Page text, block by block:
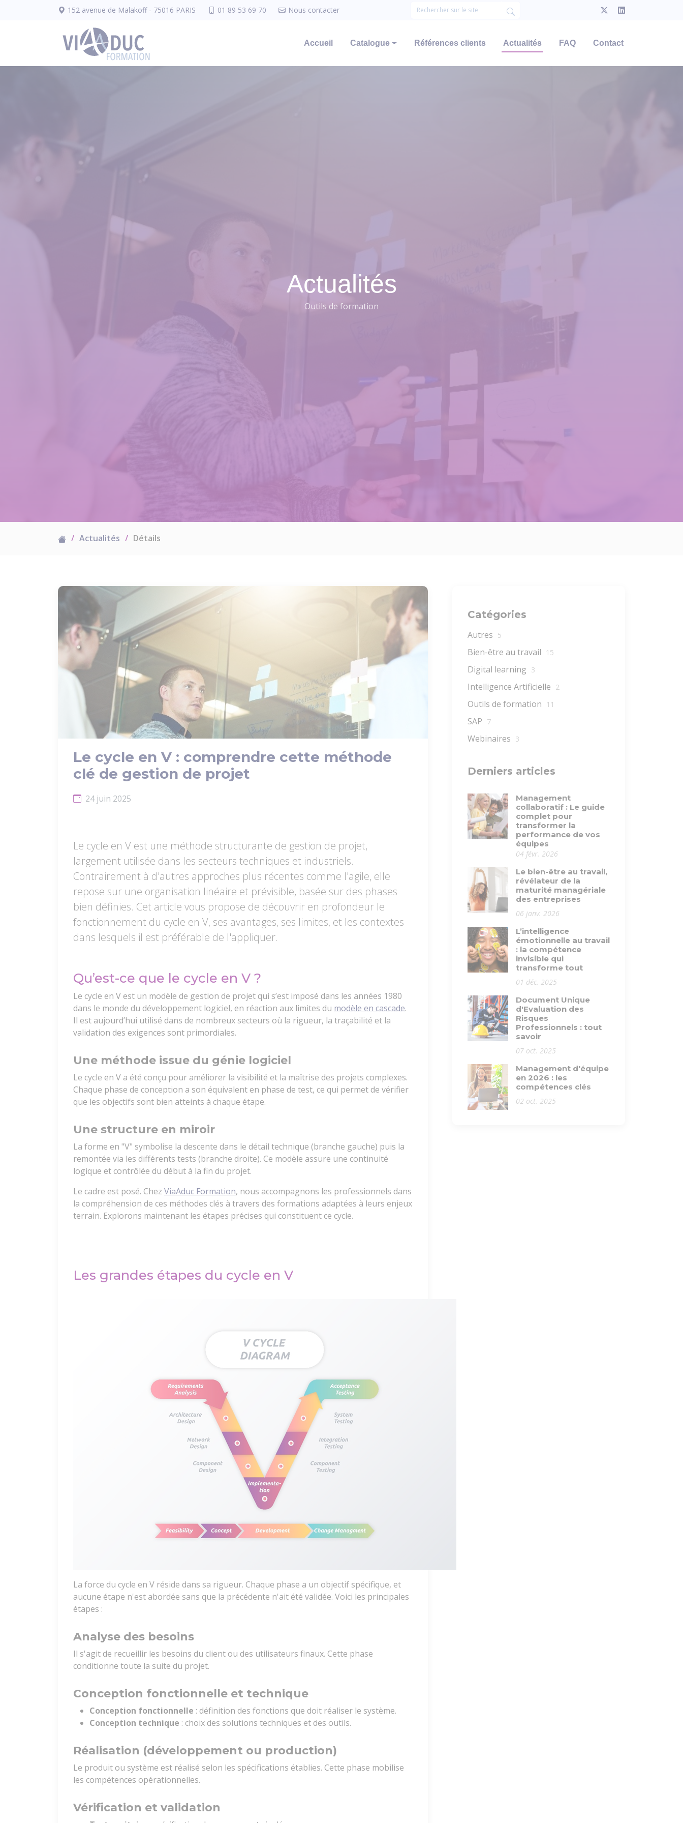
152 avenue de Malakoff - 75016 PARIS 01 89 53 69 70 Nous contacter
Accueil Catalogue Références clients Actualités FAQ Contact
Actualités
Outils de formation
Actualités Détails
Le cycle en V : comprendre cette méthode
clé de gestion de projet
24 juin 2025
Le cycle en V est une méthode structurante de gestion de projet,
largement utilisée dans les secteurs techniques et industriels.
Contrairement à d'autres approches plus récentes comme l'agile, elle
repose sur une organisation linéaire et prévisible, basée sur des phases
bien définies. Cet article vous propose de découvrir en profondeur le
fonctionnement du cycle en V, ses avantages, ses limites, et les contextes
dans lesquels il est préférable de l'appliquer.
Qu’est-ce que le cycle en V ?
Le cycle en V est un modèle de gestion de projet qui s’est imposé dans les années 1980
dans le monde du développement logiciel, en réaction aux limites du modèle en cascade.
Il est aujourd’hui utilisé dans de nombreux secteurs où la rigueur, la traçabilité et la
validation des exigences sont primordiales.
Une méthode issue du génie logiciel
Le cycle en V a été conçu pour améliorer la visibilité et la maîtrise des projets complexes.
Chaque phase de conception a son équivalent en phase de test, ce qui permet de vérifier
que les objectifs sont bien atteints à chaque étape.
Une structure en miroir
La forme en "V" symbolise la descente dans le détail technique (branche gauche) puis la
remontée via les différents tests (branche droite). Ce modèle assure une continuité
logique et contrôlée du début à la fin du projet.
Le cadre est posé. Chez ViaAduc Formation, nous accompagnons les professionnels dans
la compréhension de ces méthodes clés à travers des formations adaptées à leurs enjeux
terrain. Explorons maintenant les étapes précises qui constituent ce cycle.
Les grandes étapes du cycle en V
La force du cycle en V réside dans sa rigueur. Chaque phase a un objectif spécifique, et
aucune étape n'est abordée sans que la précédente n'ait été validée. Voici les principales
étapes :
Analyse des besoins
Il s'agit de recueillir les besoins du client ou des utilisateurs finaux. Cette phase
conditionne toute la suite du projet.
Conception fonctionnelle et technique
Conception fonctionnelle : définition des fonctions que doit réaliser le système.
Conception technique : choix des solutions techniques et des outils.
Réalisation (développement ou production)
Le produit ou système est réalisé selon les spécifications établies. Cette phase mobilise
les compétences opérationnelles.
Vérification et validation
Catégories
Autres 5
Bien-être au travail 15
Digital learning 3
Intelligence Artificielle 2
Outils de formation 11
SAP 7
Webinaires 3
Derniers articles
Management
collaboratif : Le guide
complet pour
transformer la
performance de vos
équipes
04 févr. 2026
Le bien-être au travail,
révélateur de la
maturité managériale
des entreprises
06 janv. 2026
L’intelligence
émotionnelle au travail
: la compétence
invisible qui
transforme tout
01 déc. 2025
Document Unique
d'Evaluation des
Risques
Professionnels : tout
savoir
07 oct. 2025
Management d'équipe
en 2026 : les
compétences clés
02 oct. 2025
Panneau de gestion des cookies